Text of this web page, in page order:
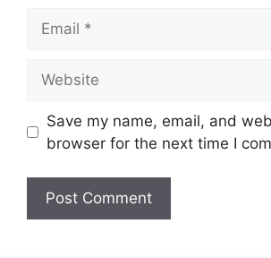
Save my name, email, and
browser for the next time I